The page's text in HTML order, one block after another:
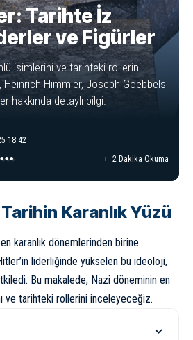
Tarihte İz
ve Figürler
isimlerini ve tarihteki rollerini
Heinrich Himmler, Joseph Goebbels
hakkında detaylı bilgi.
18:42
2 Dakika Okuma
Karanlık Yüzü
karanlık dönemlerinden birine
liderliğinde yükselen bu ideoloji,
Bu makalede, Nazi döneminin en
ve tarihteki rollerini inceleyeceğiz.